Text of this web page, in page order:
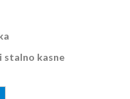
stalno kasne